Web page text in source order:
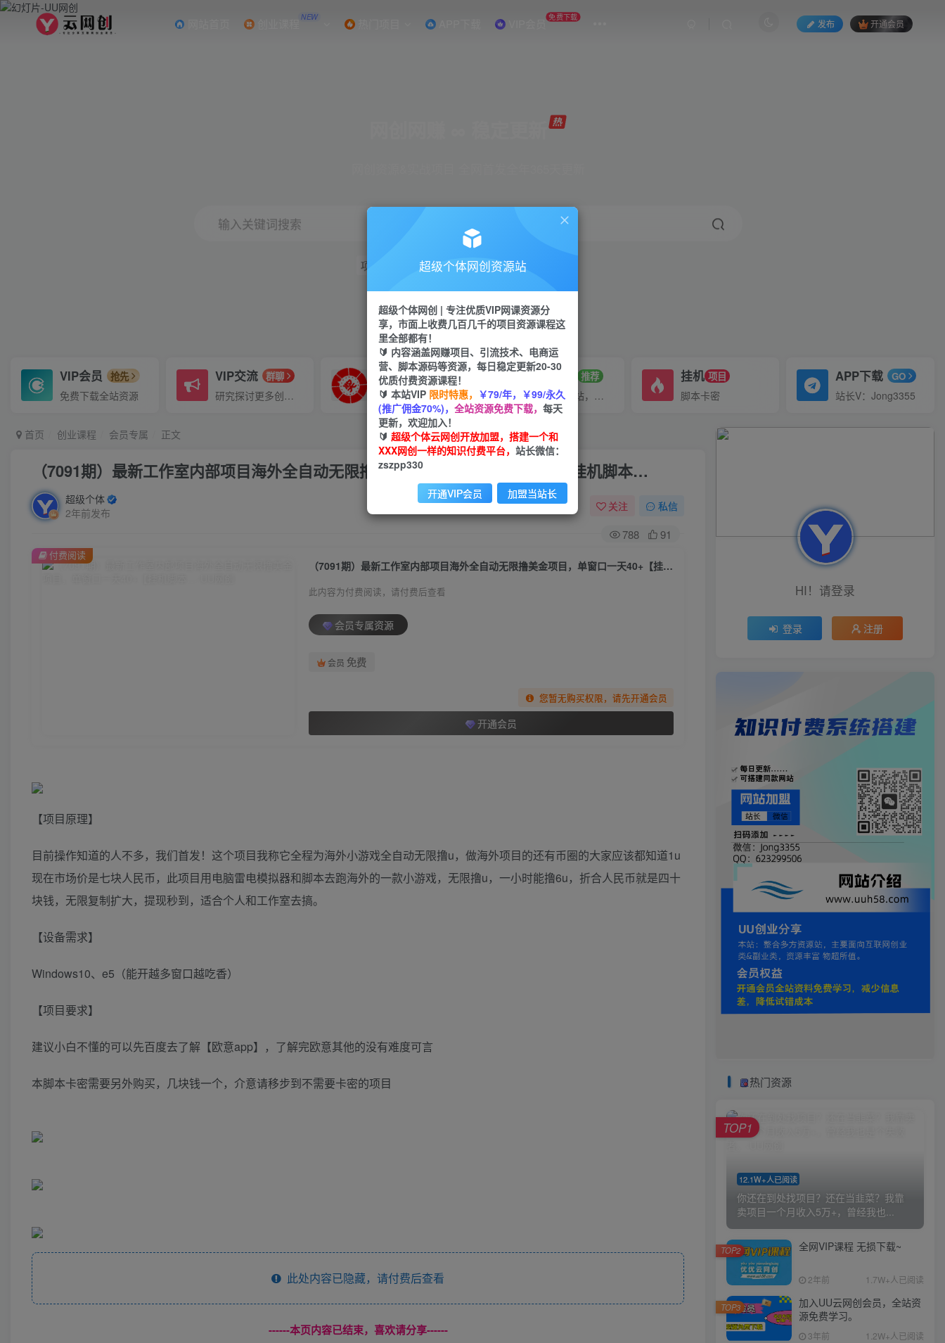
创业课程 NEW 热门项目 APP下载 VIP会员 免费下载
发布 开通会员
输入关键词搜索
项目 引流 短视频 小红书
VIP会员 抢先
免费下载全站资源
VIP交流 群聊
研究探讨更多创业项目路子。
VIP推广
70%分佣
会员专属推广链接
招募站长 推荐
搭建同款网站，自己当老板
挂机 项目
脚本卡密
APP下载 GO
站长V：Jong3355
首页 创业课程 会员专属 正文
（7091期）最新工作室内部项目海外全自动无限撸美金项目，单窗口一天40+【挂机脚本…
超级个体
2年前发布
关注 私信
788 91
（7091期）最新工作室内部项目海外全自动无限撸美金项目，单窗口一天40+【挂机脚本…
此内容为付费阅读，请付费后查看
会员专属资源
会员 免费
您暂无购买权限，请先开通会员
开通会员
付费阅读
【项目原理】
目前操作知道的人不多，我们首发！这个项目我称它全程为海外小游戏全自动无限撸u，做海外项目的还有币圈的大家应该都知道1u
现在市场价是七块人民币，此项目用电脑雷电模拟器和脚本去跑海外的一款小游戏，无限撸u，一小时能撸6u，折合人民币就是四十
块钱，无限复制扩大，提现秒到，适合个人和工作室去搞。
【设备需求】
Windows10、e5（能开越多窗口越吃香）
【项目要求】
建议小白不懂的可以先百度去了解【欧意app】，了解完欧意其他的没有难度可言
本脚本卡密需要另外购买，几块钱一个，介意请移步到不需要卡密的项目
此处内容已隐藏，请付费后查看
------本页内容已结束，喜欢请分享------
HI！请登录
登录 注册
热门资源
12.1W+人已阅读
你还在到处找项目？还在当韭菜？我靠
卖项目一个月收入5万+，曾经我也...
TOP1
全网VIP课程 无损下载~
2年前 1.7W+人已阅读
TOP2
加入UU云网创会员，全站资
源免费学习。
3年前 1.2W+人已阅读
TOP3
超级个体网创资源站
超级个体网创 | 专注优质VIP网课资源分
享，市面上收费几百几千的项目资源课程这
里全部都有！
🔰 内容涵盖网赚项目、引流技术、电商运
营、脚本源码等资源，每日稳定更新20-30
优质付费资源课程！
🔰 本站VIP 限时特惠， ￥79/年，￥99/永久
(推广佣金70%)， 全站资源免费下载， 每天
更新，欢迎加入！
🔰 超级个体云网创开放加盟，搭建一个和
XXX网创一样的知识付费平台， 站长微信：
zszpp330
开通VIP会员 加盟当站长